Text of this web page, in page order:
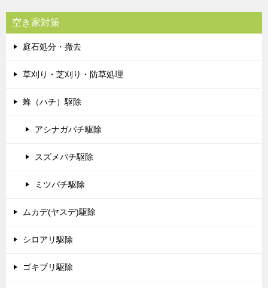
空き家対策
庭石処分・撤去
草刈り・芝刈り・防草処理
蜂（ハチ）駆除
アシナガバチ駆除
スズメバチ駆除
ミツバチ駆除
ムカデ(ヤスデ)駆除
シロアリ駆除
ゴキブリ駆除